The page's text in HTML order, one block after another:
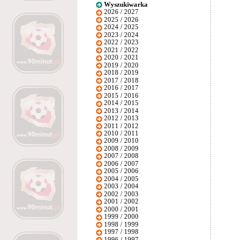
Wyszukiwarka
2026 / 2027
2025 / 2026
2024 / 2025
2023 / 2024
2022 / 2023
2021 / 2022
2020 / 2021
2019 / 2020
2018 / 2019
2017 / 2018
2016 / 2017
2015 / 2016
2014 / 2015
2013 / 2014
2012 / 2013
2011 / 2012
2010 / 2011
2009 / 2010
2008 / 2009
2007 / 2008
2006 / 2007
2005 / 2006
2004 / 2005
2003 / 2004
2002 / 2003
2001 / 2002
2000 / 2001
1999 / 2000
1998 / 1999
1997 / 1998